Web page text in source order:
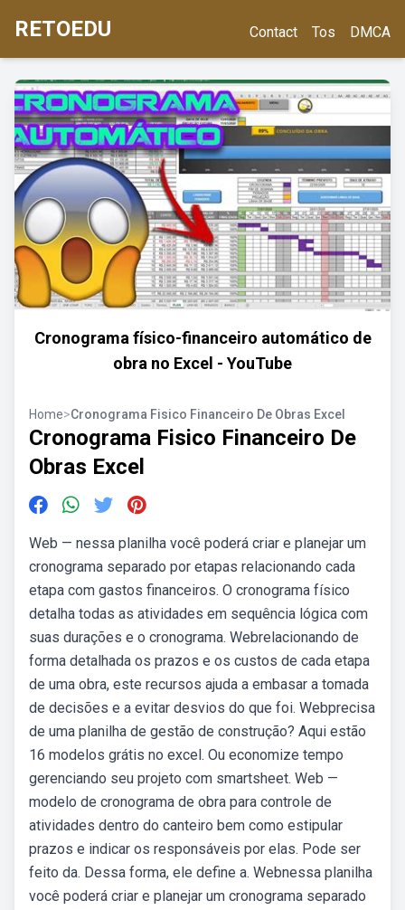
RETOEDU Contact Tos DMCA
Cronograma físico-financeiro automático de
obra no Excel - YouTube
Home>Cronograma Fisico Financeiro De Obras Excel
Cronograma Fisico Financeiro De
Obras Excel
Web — nessa planilha você poderá criar e planejar um
cronograma separado por etapas relacionando cada
etapa com gastos financeiros. O cronograma físico
detalha todas as atividades em sequência lógica com
suas durações e o cronograma. Webrelacionando de
forma detalhada os prazos e os custos de cada etapa
de uma obra, este recursos ajuda a embasar a tomada
de decisões e a evitar desvios do que foi. Webprecisa
de uma planilha de gestão de construção? Aqui estão
16 modelos grátis no excel. Ou economize tempo
gerenciando seu projeto com smartsheet. Web —
modelo de cronograma de obra para controle de
atividades dentro do canteiro bem como estipular
prazos e indicar os responsáveis por elas. Pode ser
feito da. Dessa forma, ele define a. Webnessa planilha
você poderá criar e planejar um cronograma separado